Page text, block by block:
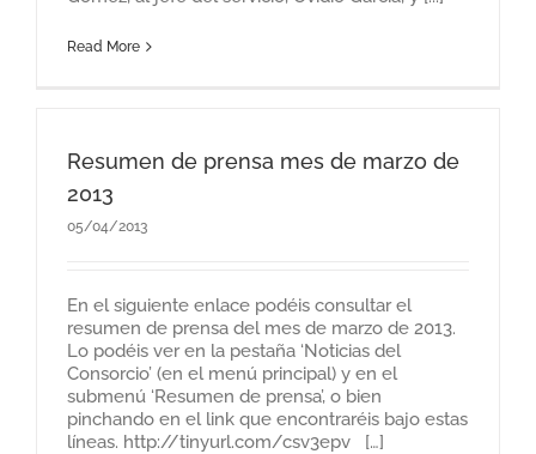
Read More
Resumen de prensa mes de marzo de
2013
05/04/2013
En el siguiente enlace podéis consultar el
resumen de prensa del mes de marzo de 2013.
Lo podéis ver en la pestaña ‘Noticias del
Consorcio’ (en el menú principal) y en el
submenú ‘Resumen de prensa’, o bien
pinchando en el link que encontraréis bajo estas
líneas. http://tinyurl.com/csv3epv […]